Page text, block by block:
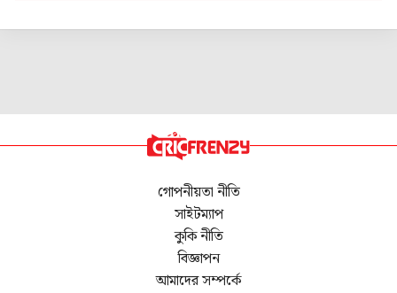
গোপনীয়তা নীতি
সাইটম্যাপ
কুকি নীতি
বিজ্ঞাপন
আমাদের সম্পর্কে